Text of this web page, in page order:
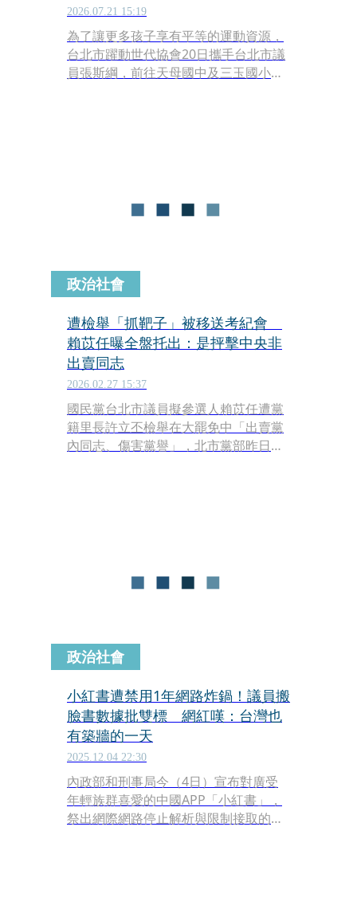
2026.07.21 15:19
為了讓更多孩子享有平等的運動資源，
台北市躍動世代協會20日攜手台北市議
員張斯綱，前往天母國中及三玉國小，
政治社會
遭檢舉「抓靶子」被移送考紀會
賴苡任曝全盤托出：是抨擊中央非
出賣同志
2026.02.27 15:37
國民黨台北市議員擬參選人賴苡任遭黨
籍里長許立丕檢舉在大罷免中「出賣黨
內同志、傷害黨譽」，北市黨部昨日決
政治社會
小紅書遭禁用1年網路炸鍋！議員搬
臉書數據批雙標 網紅嘆：台灣也
有築牆的一天
2025.12.04 22:30
內政部和刑事局今（4日）宣布對廣受
年輕族群喜愛的中國APP「小紅書」，
祭出網際網路停止解析與限制接取的命